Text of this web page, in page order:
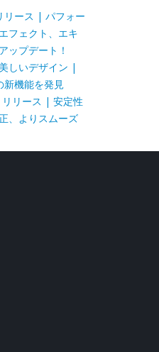
リース | パフォー
フェクト、エキ
ップデート！
しいデザイン |
機能を発見
リース | 安定性
、よりスムーズ